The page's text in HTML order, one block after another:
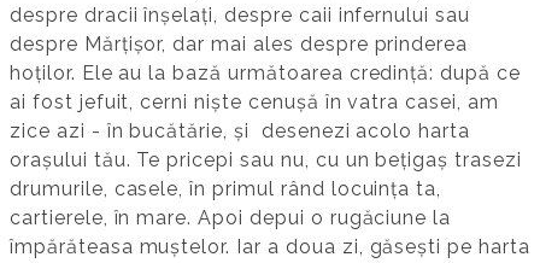
despre dracii înșelați, despre caii infernului sau
despre Mărțișor, dar mai ales despre prinderea
hoților. Ele au la bază următoarea credință: după ce
ai fost jefuit, cerni niște cenușă în vatra casei, am
zice azi - în bucătărie, și desenezi acolo harta
orașului tău. Te pricepi sau nu, cu un bețigaș trasezi
drumurile, casele, în primul rând locuința ta,
cartierele, în mare. Apoi depui o rugăciune la
împărăteasa muștelor. Iar a doua zi, găsești pe harta